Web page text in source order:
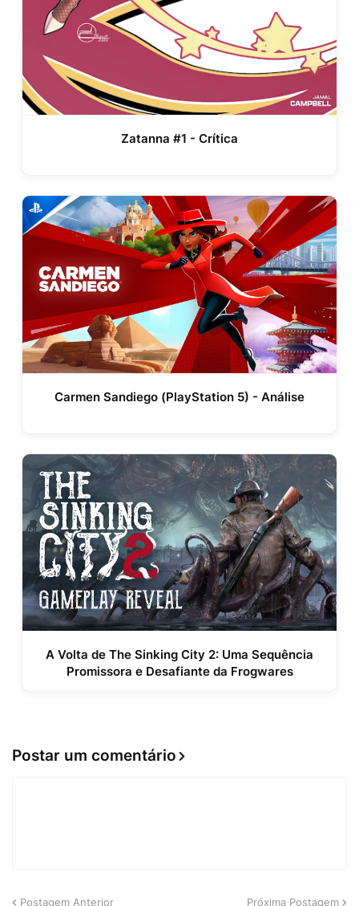
Zatanna #1 - Crítica
Carmen Sandiego (PlayStation 5) - Análise
A Volta de The Sinking City 2: Uma Sequência
Promissora e Desafiante da Frogwares
Postar um comentário
Postagem Anterior Próxima Postagem